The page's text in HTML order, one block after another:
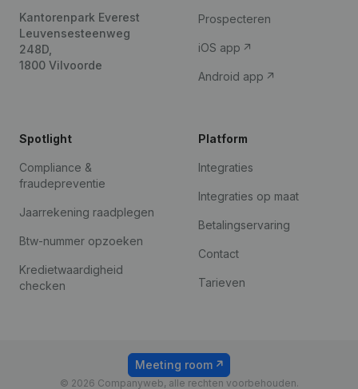
Kantorenpark Everest
Leuvensesteenweg
248D,
1800 Vilvoorde
Prospecteren
iOS app
Android app
Spotlight
Compliance &
fraudepreventie
Jaarrekening raadplegen
Btw-nummer opzoeken
Kredietwaardigheid
checken
Platform
Integraties
Integraties op maat
Betalingservaring
Contact
Tarieven
© 2026 Companyweb, alle rechten voorbehouden.
Meeting room